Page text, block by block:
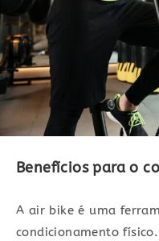
Benefícios para o
A air bike é uma
condicionamento